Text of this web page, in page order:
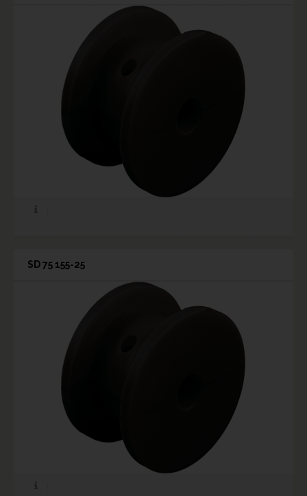
SD 75 155-25